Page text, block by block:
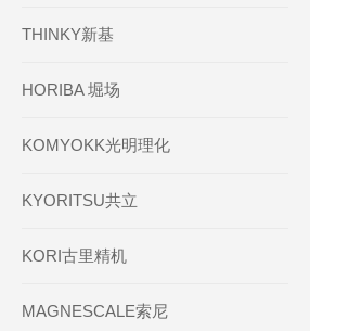
THINKY新基
HORIBA 堀场
KOMYOKK光明理化
KYORITSU共立
KORI古里精机
MAGNESCALE索尼